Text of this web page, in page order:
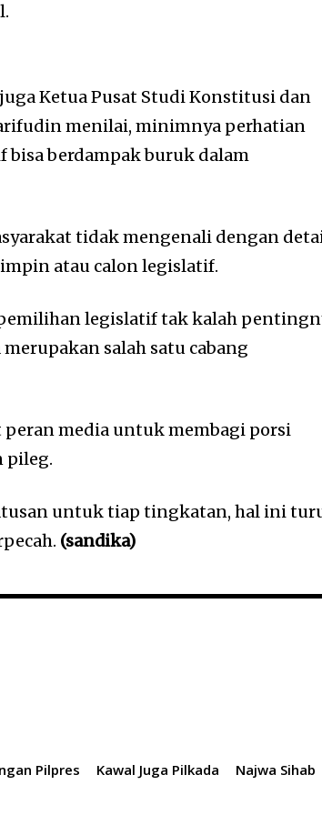
Ketua Pusat Studi Konstitusi dan
menilai, minimnya perhatian
berdampak buruk dalam
tidak mengenali dengan
atau calon legislatif.
legislatif tak kalah
salah satu cabang
media untuk membagi porsi
pileg.
untuk tiap tingkatan, hal ini
(sandika)
Pilpres Kawal Juga Pilkada Najwa Sihab